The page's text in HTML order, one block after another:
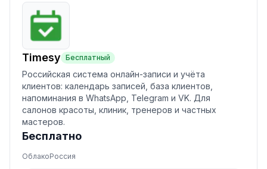
Timesy Бесплатный
Российская система онлайн-записи и учёта
клиентов: календарь записей, база клиентов,
напоминания в WhatsApp, Telegram и VK. Для
салонов красоты, клиник, тренеров и частных
мастеров.
Бесплатно
ОблакоРоссия